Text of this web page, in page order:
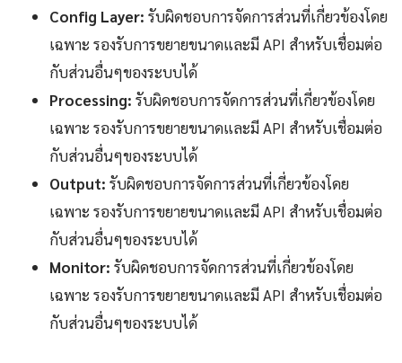
Config Layer: รับผิดชอบการจัดการส่วนที่เกี่ยวข้องโดย
เฉพาะ รองรับการขยายขนาดและมี API สำหรับเชื่อมต่อ
กับส่วนอื่นๆของระบบได้
Processing: รับผิดชอบการจัดการส่วนที่เกี่ยวข้องโดย
เฉพาะ รองรับการขยายขนาดและมี API สำหรับเชื่อมต่อ
กับส่วนอื่นๆของระบบได้
Output: รับผิดชอบการจัดการส่วนที่เกี่ยวข้องโดย
เฉพาะ รองรับการขยายขนาดและมี API สำหรับเชื่อมต่อ
กับส่วนอื่นๆของระบบได้
Monitor: รับผิดชอบการจัดการส่วนที่เกี่ยวข้องโดย
เฉพาะ รองรับการขยายขนาดและมี API สำหรับเชื่อมต่อ
กับส่วนอื่นๆของระบบได้